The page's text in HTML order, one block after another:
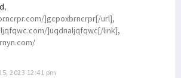
,
]gcpoxbrncrpr[/url],
]uqdnaljqfqwc[/link],
2023 12:41 pm